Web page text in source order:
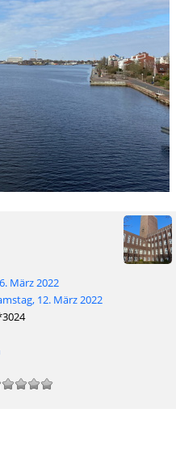
März 2022
12. März 2022